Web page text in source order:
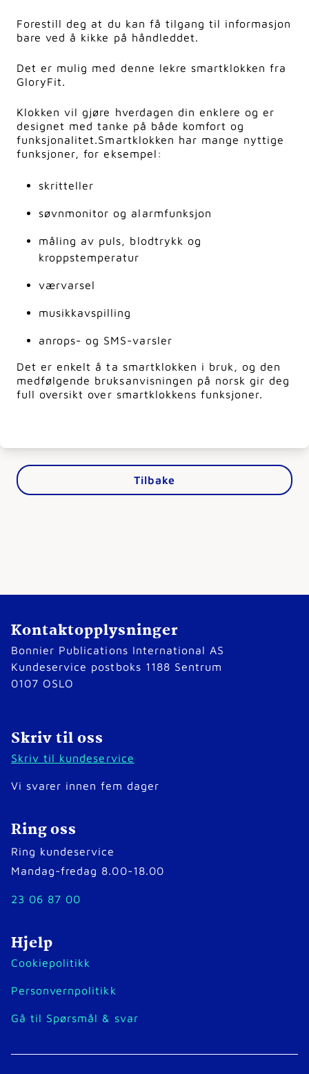
Forestill deg at du kan få tilgang til informasjon
bare ved å kikke på håndleddet.
Det er mulig med denne lekre smartklokken fra
GloryFit.
Klokken vil gjøre hverdagen din enklere og er
designet med tanke på både komfort og
funksjonalitet.Smartklokken har mange nyttige
funksjoner, for eksempel:
skritteller
søvnmonitor og alarmfunksjon
måling av puls, blodtrykk og
kroppstemperatur
værvarsel
musikkavspilling
anrops- og SMS-varsler
Det er enkelt å ta smartklokken i bruk, og den
medfølgende bruksanvisningen på norsk gir deg
full oversikt over smartklokkens funksjoner.
Tilbake
Kontaktopplysninger
Bonnier Publications International AS
Kundeservice postboks 1188 Sentrum
0107 OSLO
Skriv til oss
Skriv til kundeservice
Vi svarer innen fem dager
Ring oss
Ring kundeservice
Mandag-fredag 8.00-18.00
23 06 87 00
Hjelp
Cookiepolitikk
Personvernpolitikk
Gå til Spørsmål & svar